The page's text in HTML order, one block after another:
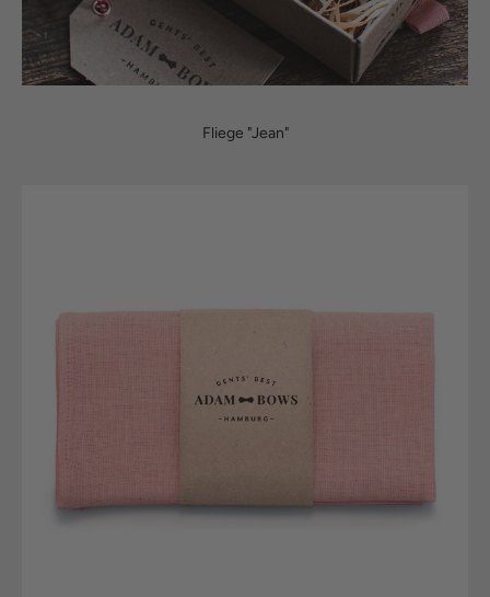
Fliege "Jean"